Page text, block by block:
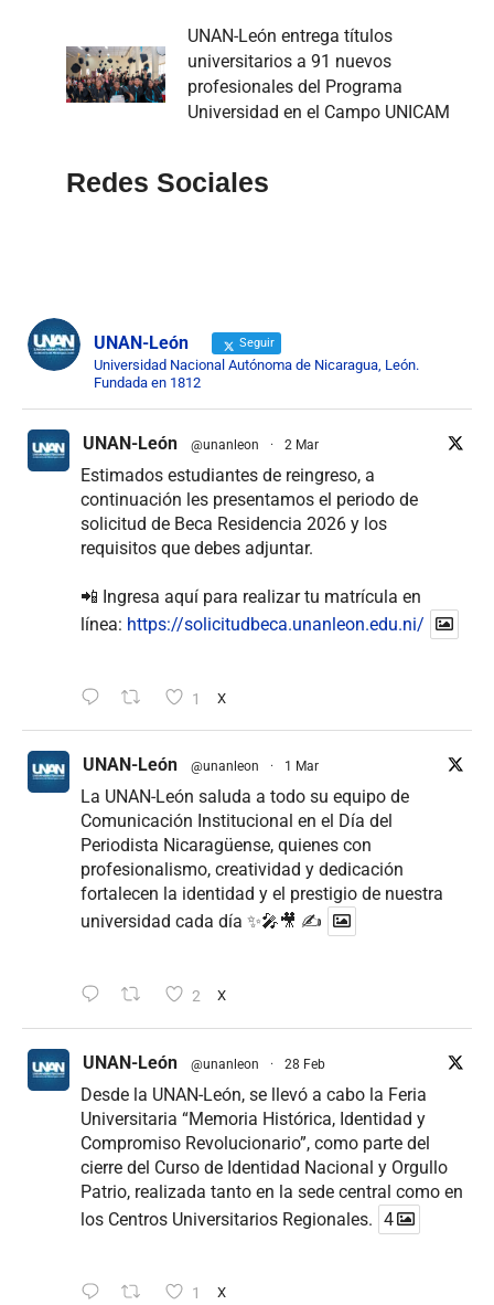
UNAN-León entrega títulos
universitarios a 91 nuevos
profesionales del Programa
Universidad en el Campo UNICAM
Redes Sociales
UNAN-León Seguir
Universidad Nacional Autónoma de Nicaragua, León.
Fundada en 1812
UNAN-León @unanleon · 2 Mar
Estimados estudiantes de reingreso, a
continuación les presentamos el periodo de
solicitud de Beca Residencia 2026 y los
requisitos que debes adjuntar.
📲 Ingresa aquí para realizar tu matrícula en
línea: https://solicitudbeca.unanleon.edu.ni/
1 X
UNAN-León @unanleon · 1 Mar
La UNAN-León saluda a todo su equipo de
Comunicación Institucional en el Día del
Periodista Nicaragüense, quienes con
profesionalismo, creatividad y dedicación
fortalecen la identidad y el prestigio de nuestra
universidad cada día ✨🎤🎥 ✍
2 X
UNAN-León @unanleon · 28 Feb
Desde la UNAN-León, se llevó a cabo la Feria
Universitaria “Memoria Histórica, Identidad y
Compromiso Revolucionario”, como parte del
cierre del Curso de Identidad Nacional y Orgullo
Patrio, realizada tanto en la sede central como en
los Centros Universitarios Regionales. 4
1 X